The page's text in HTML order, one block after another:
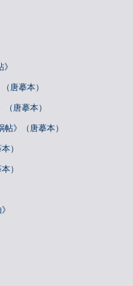
唐摹本）
唐摹本）
》（唐摹本）
）
）